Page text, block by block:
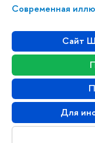
Современная
Сайт
Для